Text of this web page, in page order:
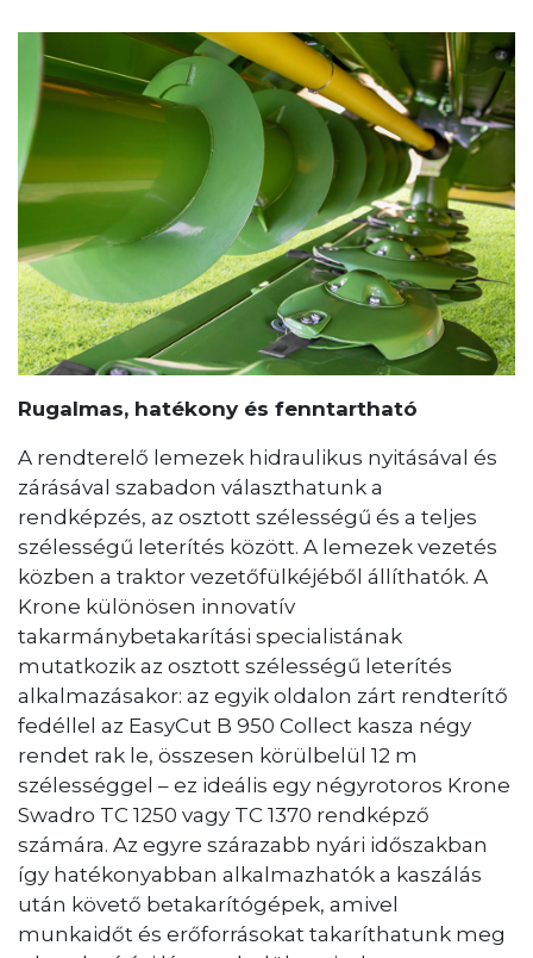
Rugalmas, hatékony és fenntartható
A rendterelő lemezek hidraulikus nyitásával és
zárásával szabadon választhatunk a
rendképzés, az osztott szélességű és a teljes
szélességű leterítés között. A lemezek vezetés
közben a traktor vezetőfülkéjéből állíthatók. A
Krone különösen innovatív
takarmánybetakarítási specialistának
mutatkozik az osztott szélességű leterítés
alkalmazásakor: az egyik oldalon zárt rendterítő
fedéllel az EasyCut B 950 Collect kasza négy
rendet rak le, összesen körülbelül 12 m
szélességgel – ez ideális egy négyrotoros Krone
Swadro TC 1250 vagy TC 1370 rendképző
számára. Az egyre szárazabb nyári időszakban
így hatékonyabban alkalmazhatók a kaszálás
után követő betakarítógépek, amivel
munkaidőt és erőforrásokat takaríthatunk meg